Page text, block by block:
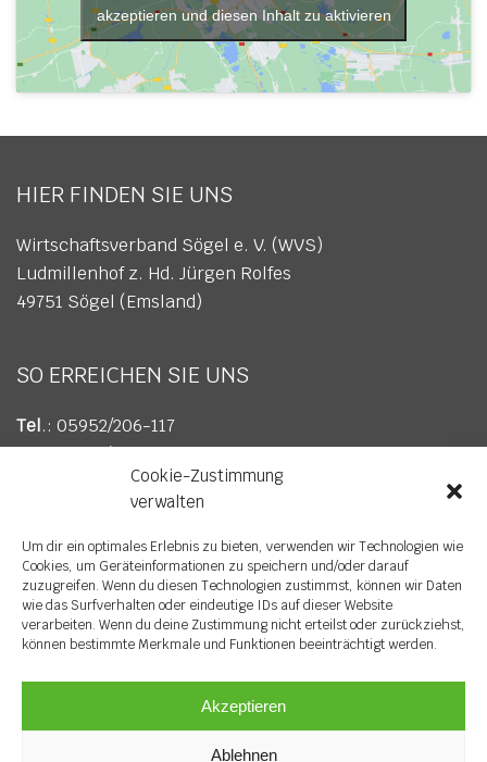
Cookie-Zustimmung
verwalten
Um dir ein optimales Erlebnis zu bieten, verwenden wir Technologien wie
Cookies, um Geräteinformationen zu speichern und/oder darauf
zuzugreifen. Wenn du diesen Technologien zustimmst, können wir Daten
wie das Surfverhalten oder eindeutige IDs auf dieser Website
verarbeiten. Wenn du deine Zustimmung nicht erteilst oder zurückziehst,
können bestimmte Merkmale und Funktionen beeinträchtigt werden.
Akzeptieren
Ablehnen
akzeptieren und diesen Inhalt zu aktivieren
HIER FINDEN SIE UNS
Wirtschaftsverband Sögel e. V. (WVS)
Ludmillenhof z. Hd. Jürgen Rolfes
49751 Sögel (Emsland)
SO ERREICHEN SIE UNS
Tel.: 05952/206-117
Fax: 05952/206-617
info@wv-soegel.de
© Copyright 2023 Wirtschaftsverband Sögel e. V. |